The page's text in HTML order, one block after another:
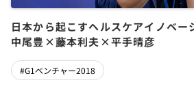
日本から起こすヘルスケアイノベ
中尾豊×藤本利夫×平手晴彦
#G1ベンチャー2018